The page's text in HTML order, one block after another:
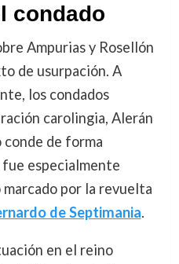
condado
Ampurias y Rosellón
de usurpación. A
los condados
carolingia, Alerán
conde de forma
especialmente
por la revuelta
de Septimania.
en el reino